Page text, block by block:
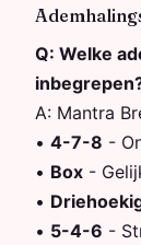
Q: Welke
A: Mantra
• 4-7-8 -
• Box -
•
• 5-4-6 -